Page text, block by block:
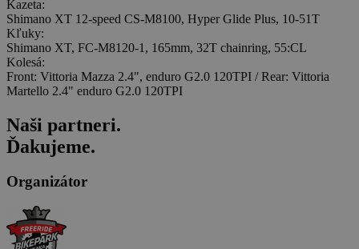
Kazeta:
Shimano XT 12-speed CS-M8100, Hyper Glide Plus, 10-51T
Kľuky:
Shimano XT, FC-M8120-1, 165mm, 32T chainring, 55:CL
Kolesá:
Front: Vittoria Mazza 2.4", enduro G2.0 120TPI / Rear: Vittoria
Martello 2.4" enduro G2.0 120TPI
Naši partneri.
Ďakujeme.
Organizátor